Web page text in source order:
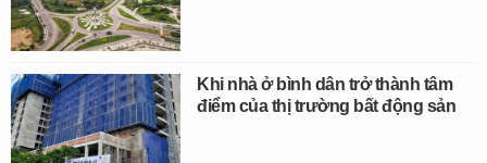
Khi nhà ở bình dân trở thành tâm
điểm của thị trường bất động sản